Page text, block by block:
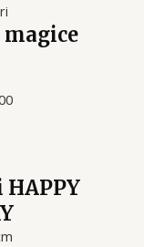
HAPPY